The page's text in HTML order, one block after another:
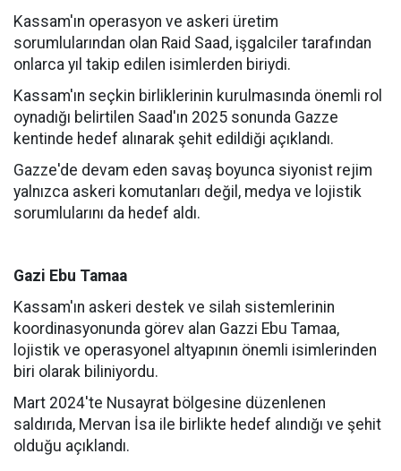
Kassam'ın operasyon ve askeri üretim
sorumlularından olan Raid Saad, işgalciler tarafından
onlarca yıl takip edilen isimlerden biriydi.
Kassam'ın seçkin birliklerinin kurulmasında önemli rol
oynadığı belirtilen Saad'ın 2025 sonunda Gazze
kentinde hedef alınarak şehit edildiği açıklandı.
Gazze'de devam eden savaş boyunca siyonist rejim
yalnızca askeri komutanları değil, medya ve lojistik
sorumlularını da hedef aldı.
Gazi Ebu Tamaa
Kassam'ın askeri destek ve silah sistemlerinin
koordinasyonunda görev alan Gazzi Ebu Tamaa,
lojistik ve operasyonel altyapının önemli isimlerinden
biri olarak biliniyordu.
Mart 2024'te Nusayrat bölgesine düzenlenen
saldırıda, Mervan İsa ile birlikte hedef alındığı ve şehit
olduğu açıklandı.